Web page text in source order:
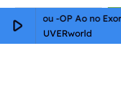
play_arrow
Eikyou -OP Ao no
UVERworld
🦊Qui sommes-nous ?
📄
Mentions légales
Paramètres Cookie